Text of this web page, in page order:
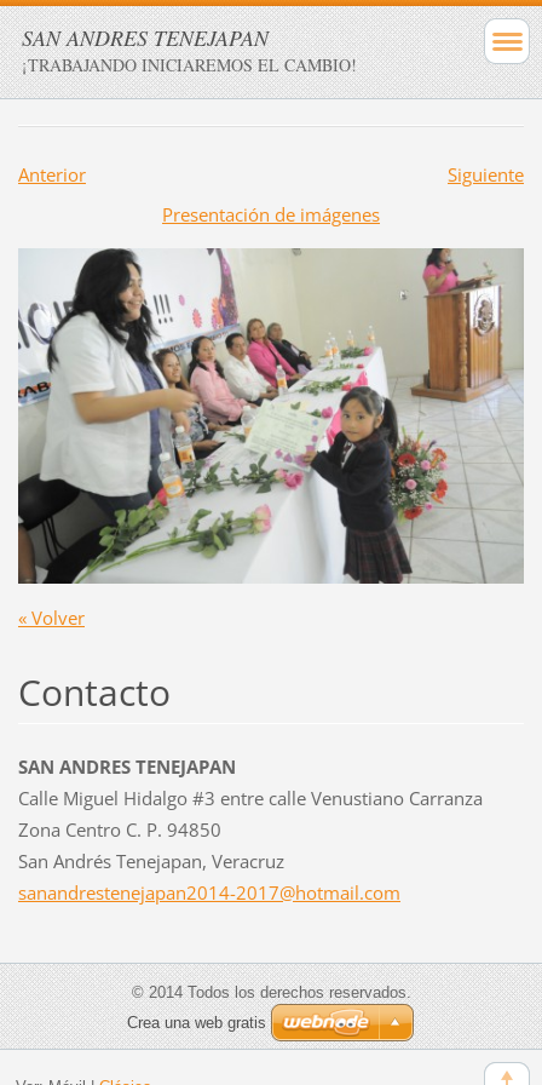
SAN ANDRES TENEJAPAN
¡TRABAJANDO INICIAREMOS EL CAMBIO!
Anterior
Siguiente
Presentación de imágenes
« Volver
Contacto
SAN ANDRES TENEJAPAN
Calle Miguel Hidalgo #3 entre calle Venustiano Carranza
Zona Centro C. P. 94850
San Andrés Tenejapan, Veracruz
sanandrestenejapan2014-2017@hotmail.com
© 2014 Todos los derechos reservados.
Crea una web gratis